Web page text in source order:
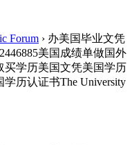
Forum › 办美国毕业文凭
美国成绩单做国外
买学历美国文凭美国学历
历认证书The University